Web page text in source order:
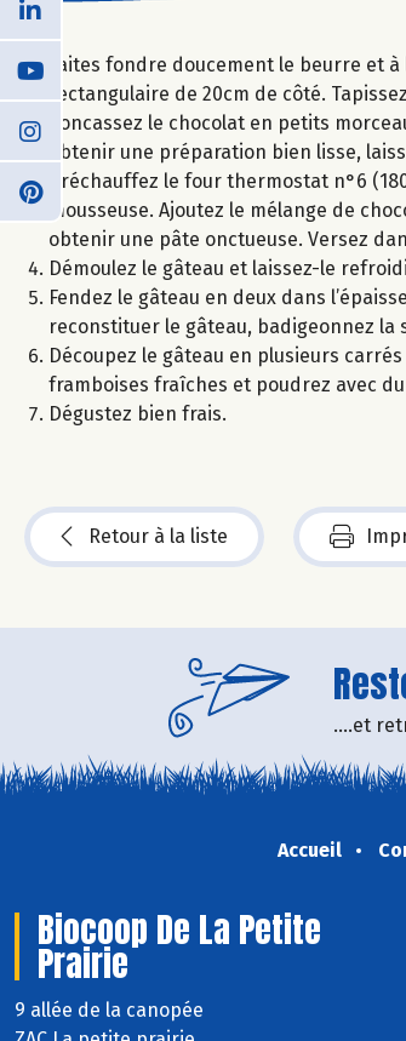
Faites fondre doucement le beurre et
rectangulaire de 20cm de côté.
Concassez le chocolat en petits
obtenir une préparation bien lisse,
Préchauffez le four thermostat n°6
mousseuse. Ajoutez le mélange de
obtenir une pâte onctueuse. Versez
Démoulez le gâteau et laissez-le
Fendez le gâteau en deux dans
reconstituer le gâteau, badigeonnez
Découpez le gâteau en plusieurs
framboises fraîches et poudrez avec
Dégustez bien frais.
Retour à la liste
....et
Accueil
Biocoop De La Petite
Prairie
9 allée de la canopée